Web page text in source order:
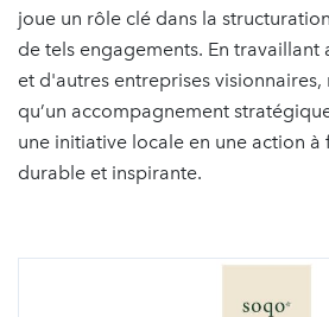
joue un rôle clé dans la
de tels engagements. En travaillant
et d'autres entreprises
qu’un accompagnement
une initiative locale en une action
durable et inspirante.